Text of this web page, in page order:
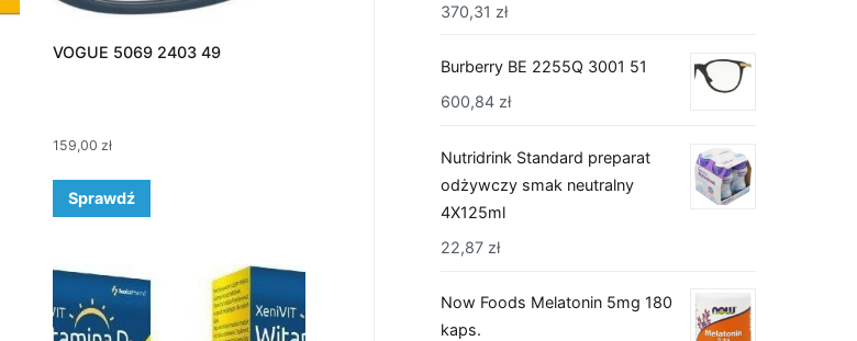
VOGUE 5069 2403 49
159,00 zł
Sprawdź
370,31 zł
Burberry BE 2255Q 3001 51
600,84 zł
Nutridrink Standard preparat
odżywczy smak neutralny
4X125ml
22,87 zł
Now Foods Melatonin 5mg 180
kaps.